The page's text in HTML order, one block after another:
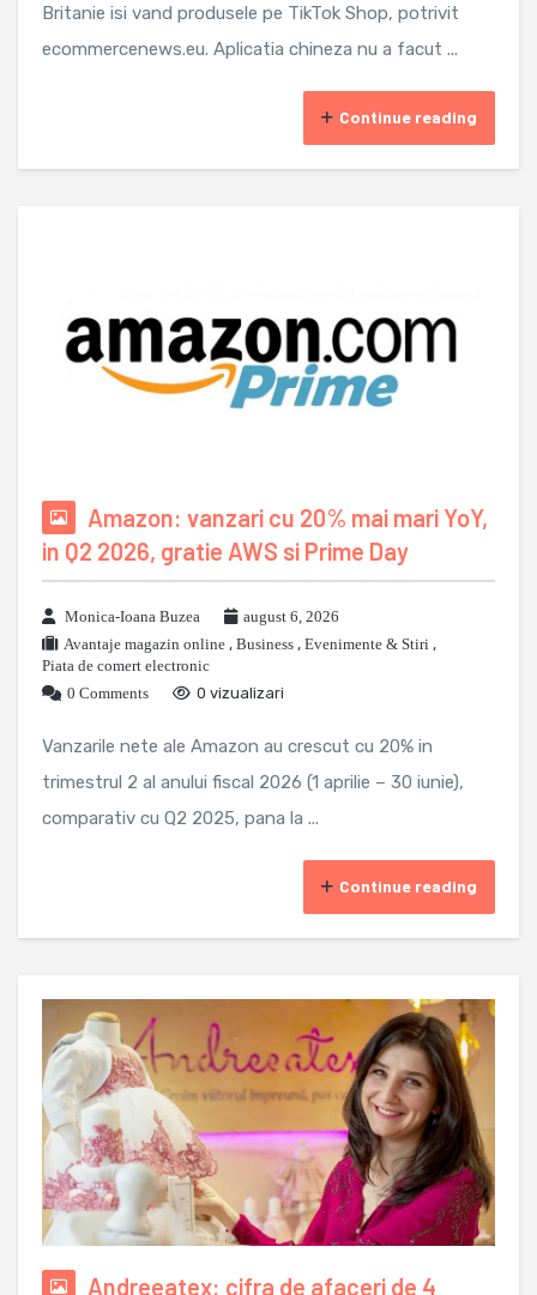
Britanie isi vand produsele pe TikTok Shop, potrivit
ecommercenews.eu. Aplicatia chineza nu a facut ...
Continue reading
Amazon: vanzari cu 20% mai mari YoY,
in Q2 2026, gratie AWS si Prime Day
Monica-Ioana Buzea
august 6, 2026
Avantaje magazin online , Business , Evenimente & Stiri ,
Piata de comert electronic
0 Comments
0 vizualizari
Vanzarile nete ale Amazon au crescut cu 20% in
trimestrul 2 al anului fiscal 2026 (1 aprilie – 30 iunie),
comparativ cu Q2 2025, pana la ...
Continue reading
Andreeatex: cifra de afaceri de 4